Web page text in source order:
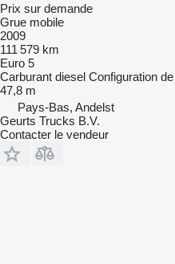
Prix sur demande
Grue mobile
2009
111 579 km
Euro 5
Carburant diesel Configuration
47,8 m
Pays-Bas, Andelst
Geurts Trucks B.V.
Contacter le vendeur